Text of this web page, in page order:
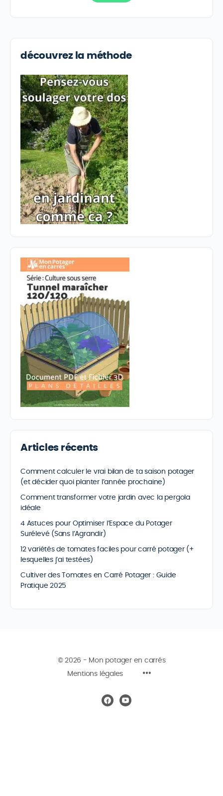
découvrez la méthode
Articles récents
Comment calculer le vrai bilan de ta saison potager
(et décider quoi planter l’année prochaine)
Comment transformer votre jardin avec la pergola
idéale
4 Astuces pour Optimiser l’Espace du Potager
Surélevé (Sans l’Agrandir)
12 variétés de tomates faciles pour carré potager (+
lesquelles j’ai testées)
Cultiver des Tomates en Carré Potager : Guide
Pratique 2025
© 2026 - Mon potager en carrés
Mentions légales